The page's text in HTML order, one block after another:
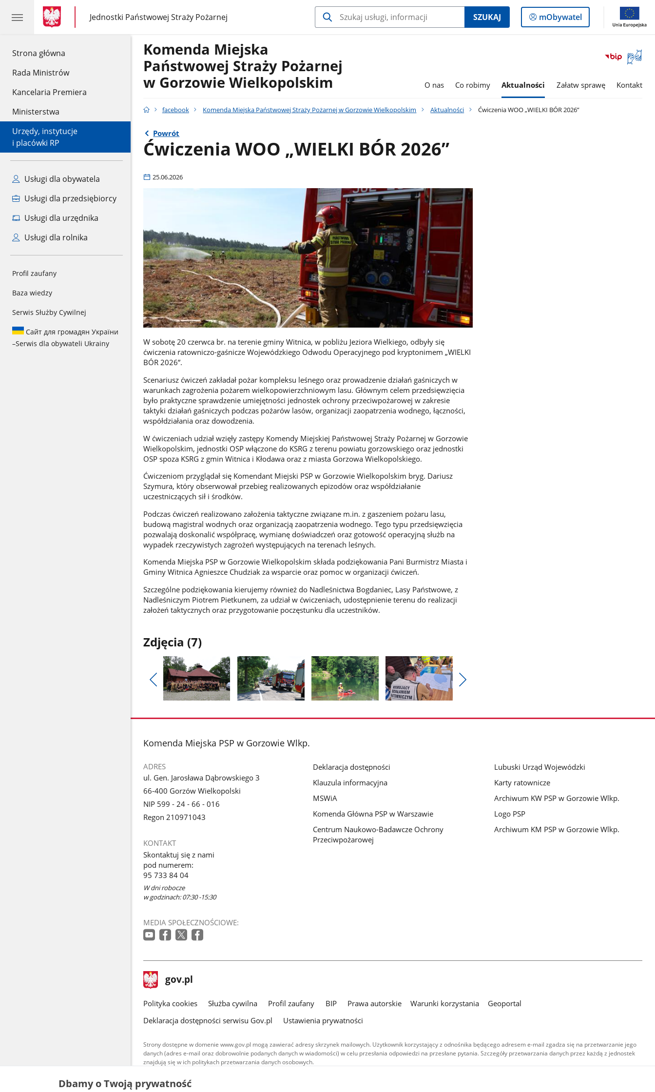
Strona główna
Rada Ministrów
Kancelaria Premiera
Ministerstwa
Urzędy, instytucje
i placówki RP
Usługi dla obywatela
Usługi dla przedsiębiorcy
Usługi dla urzędnika
Usługi dla rolnika
Profil zaufany
Baza wiedzy
Serwis Służby Cywilnej
Сайт для громадян України
–Serwis dla obywateli Ukrainy
gov.pl
gov.pl
Jednostki Państwowej Straży Pożarnej
gov.pl
Jednostki
Państwowej
SZUKAJ
Logowanie
do
mObywatel
Otwórz
okno
Komenda Miejska
Państwowej Straży Pożarnej
w Gorzowie Wielkopolskim
O nas Co robimy Aktualności Załatw sprawę Kontakt
facebook Komenda Miejska Państwowej Straży Pożarnej w Gorzowie Wielkopolskim Aktualności Ćwiczenia WOO „WIELKI BÓR 2026”
Powrót
Ćwiczenia WOO „WIELKI BÓR 2026”
25.06.2026
W sobotę 20 czerwca br. na terenie gminy Witnica, w pobliżu Jeziora Wielkiego, odbyły się
ćwiczenia ratowniczo-gaśnicze Wojewódzkiego Odwodu Operacyjnego pod kryptonimem „WIELKI
BÓR 2026”.
Scenariusz ćwiczeń zakładał pożar kompleksu leśnego oraz prowadzenie działań gaśniczych w
warunkach zagrożenia pożarem wielkopowierzchniowym lasu. Głównym celem przedsięwzięcia
było praktyczne sprawdzenie umiejętności jednostek ochrony przeciwpożarowej w zakresie
taktyki działań gaśniczych podczas pożarów lasów, organizacji zaopatrzenia wodnego, łączności,
współdziałania oraz dowodzenia.
W ćwiczeniach udział wzięły zastępy Komendy Miejskiej Państwowej Straży Pożarnej w Gorzowie
Wielkopolskim, jednostki OSP włączone do KSRG z terenu powiatu gorzowskiego oraz jednostki
OSP spoza KSRG z gmin Witnica i Kłodawa oraz z miasta Gorzowa Wielkopolskiego.
Ćwiczeniom przyglądał się Komendant Miejski PSP w Gorzowie Wielkopolskim bryg. Dariusz
Szymura, który obserwował przebieg realizowanych epizodów oraz współdziałanie
uczestniczących sił i środków.
Podczas ćwiczeń realizowano założenia taktyczne związane m.in. z gaszeniem pożaru lasu,
budową magistral wodnych oraz organizacją zaopatrzenia wodnego. Tego typu przedsięwzięcia
pozwalają doskonalić współpracę, wymianę doświadczeń oraz gotowość operacyjną służb na
wypadek rzeczywistych zagrożeń występujących na terenach leśnych.
Komenda Miejska PSP w Gorzowie Wielkopolskim składa podziękowania Pani Burmistrz Miasta i
Gminy Witnica Agnieszce Chudziak za wsparcie oraz pomoc w organizacji ćwiczeń.
Szczególne podziękowania kierujemy również do Nadleśnictwa Bogdaniec, Lasy Państwowe, z
Nadleśniczym Piotrem Pietkunem, za udział w ćwiczeniach, udostępnienie terenu do realizacji
założeń taktycznych oraz przygotowanie poczęstunku dla uczestników.
Zdjęcia (7)
Pokaż
poprzednie
zdjęcie
galerii.
zdjęcie
galerii.
zdjęcie
zdjęcie
stopka
Komenda Miejska PSP w Gorzowie Wlkp.
ADRES
ul. Gen. Jarosława Dąbrowskiego 3
66-400 Gorzów Wielkopolski
NIP 599 - 24 - 66 - 016
Regon 210971043
KONTAKT
Skontaktuj się z nami
pod numerem:
95 733 84 04
W dni robocze
w godzinach: 07:30 -15:30
MEDIA SPOŁECZNOŚCIOWE:
Deklaracja dostępności
Klauzula informacyjna
MSWiA
Komenda Główna PSP w Warszawie
Centrum Naukowo-Badawcze Ochrony
Przeciwpożarowej
Lubuski Urząd Wojewódzki
Karty ratownicze
Archiwum KW PSP w Gorzowie Wlkp.
Logo PSP
Archiwum KM PSP w Gorzowie Wlkp.
stopka
gov.pl Strona
gov.pl
gov.pl
Polityka cookies Służba cywilna Profil zaufany BIP Prawa autorskie Warunki korzystania
Geoportal
Deklaracja dostępności serwisu Gov.pl
Ustawienia prywatności
Strony dostępne w domenie www.gov.pl mogą zawierać adresy skrzynek mailowych. Użytkownik korzystający z odnośnika będącego adresem e-mail zgadza się na przetwarzanie jego
danych (adres e-mail oraz dobrowolnie podanych danych w wiadomości) w celu przesłania odpowiedzi na przesłane pytania. Szczegóły przetwarzania danych przez każdą z jednostek
znajdują się w ich politykach przetwarzania danych osobowych.
Treści tekstowe publikowane w serwisie (z wyłączeniem treści audiowizualnych), są
udostępniane na licencji typu Creative Commons: uznanie autorstwa - na tych samych
Dbamy o Twoją prywatność